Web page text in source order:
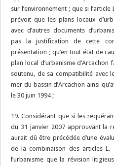
sur l’environnement ; que si
prévoit que les plans locaux
avec d’autres documents
pas la justification de cette
présentation ; qu’en tout état de
plan local d’urbanisme
soutenu, de sa compatibilité avec
mer du bassin d’Arcachon ainsi
le 30 juin 1994 ;
19. Considérant que si les
du 31 janvier 2007 approuvant la
aurait dû être précédée d’une
de la combinaison des articles
l’urbanisme que la révision